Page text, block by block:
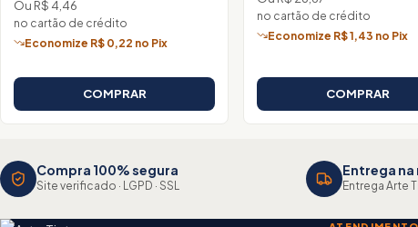
Ou R$ 4,46
no cartão de crédito
Economize R$ 0,22 no Pix
COMPRAR
no cartão de crédito
Economize R$ 1,43 no Pix
COMPRAR
Compra 100% segura
Site verificado · LGPD · SSL
Entrega na
Entrega Arte